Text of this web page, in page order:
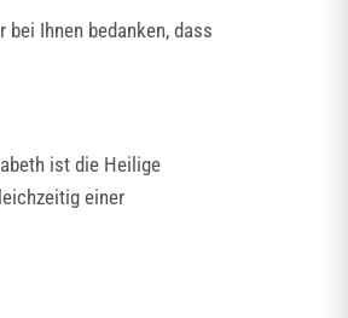
Ihnen bedanken, dass
ist die Heilige
einer